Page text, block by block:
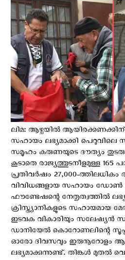
ലിമ: ആഴ്ചയിൽ
സഹായം ലഭ്യമാക്കി
സമൂഹം കരുണയുടെ ദൗത്യം
കൂടാതെ രാജ്യത്തുടനീളമുള്ള 165
പ്രതിവർഷം 27,000-
വിവിധങ്ങളായ സഹായം
ഫൗണ്ടേഷന്റെ നേതൃത്വത്തില്‍
ക്രിസ്ത്യാനികളുടെ സഹായമായ
ഇടവക വികാരിയും സലേഷ്യന്‍
ഡാനിയേൽ കൊറോണലിന്റെ
ഓരോ ദിവസവും ഇരുനൂറോളം
ലഭ്യമാക്കുന്നുണ്ട്. തിങ്കൾ മുതൽ